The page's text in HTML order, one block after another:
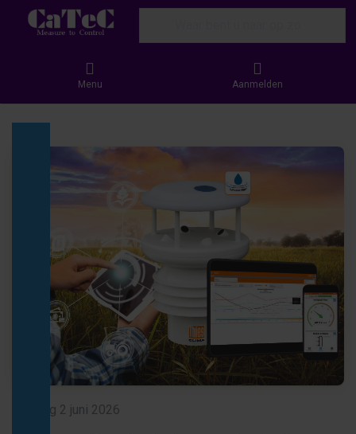
Menu Aanmelden
dinsdag 2 juni 2026
CaTeC BV